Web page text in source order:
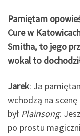
Pamiętam
Cure w
Smitha, to jego
wokal to
Jarek: Ja
wchodzą na
był Plainsong.
po prostu